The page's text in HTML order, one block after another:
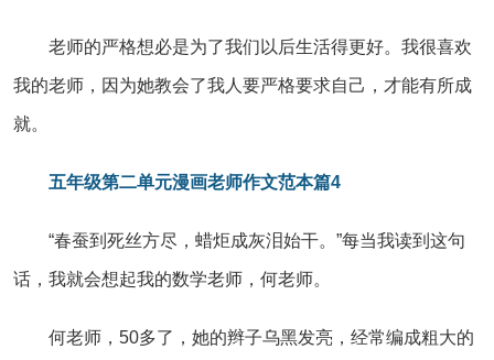
老师的严格想必是为了我们以后生活得更好。我很喜欢
我的老师，因为她教会了我人要严格要求自己，才能有所成
就。
五年级第二单元漫画老师作文范本篇4
“春蚕到死丝方尽，蜡炬成灰泪始干。”每当我读到这句
话，我就会想起我的数学老师，何老师。
何老师，50多了，她的辫子乌黑发亮，经常编成粗大的